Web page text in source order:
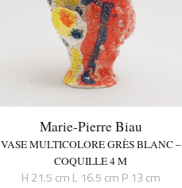
Marie-Pierre Biau
VASE MULTICOLORE GRÈS BLANC –
COQUILLE 4 M
H 21.5 cm L 16.5 cm P 13 cm